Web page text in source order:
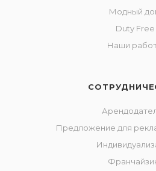
Модный
Duty Free
Наши
Предложение для